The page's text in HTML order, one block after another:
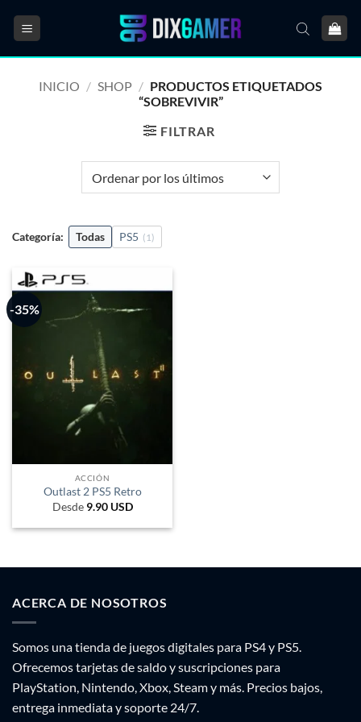
INICIO / SHOP / PRODUCTOS ETIQUETADOS
“SOBREVIVIR”
FILTRAR
Categoría: Todas PS5 (1)
-35%
ACCIÓN
Outlast 2 PS5 Retro
Desde 9.90 USD
ACERCA DE NOSOTROS
Somos una tienda de juegos digitales para PS4 y PS5.
Ofrecemos tarjetas de saldo y suscripciones para
PlayStation, Nintendo, Xbox, Steam y más. Precios bajos,
entrega inmediata y soporte 24/7.